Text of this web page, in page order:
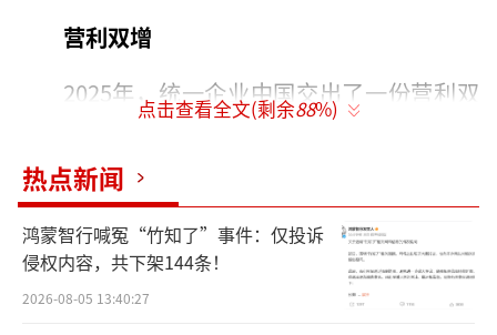
营利双增
2025年，统一企业中国交出了一份营利双
增的成绩单，收入达317.14亿元，同比增长4.5
6%；税后利润达20.5亿元，同比增长10.8
8%。这也是统一企业中国取得的历年最好成
绩。
其中上半年，统一企业中国就实现了170.8
点击查看全文(剩余88%)
热点新闻
鸿蒙智行喊冤“竹知了”事件：仅投诉
侵权内容，共下架144条！
2026-08-05 13:40:27